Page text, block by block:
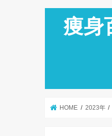
痩身
HOME 2023年